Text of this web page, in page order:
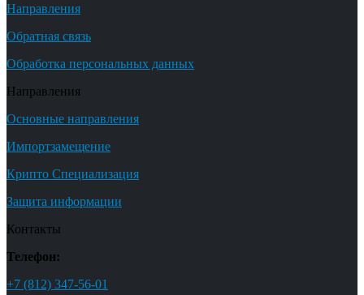
Направления
Обратная связь
Обработка персональных данных
Направления
Основные направления
Импортзамещение
Крипто Специализация
Защита информации
Контакты
Телефон:
+7 (812) 347-56-01